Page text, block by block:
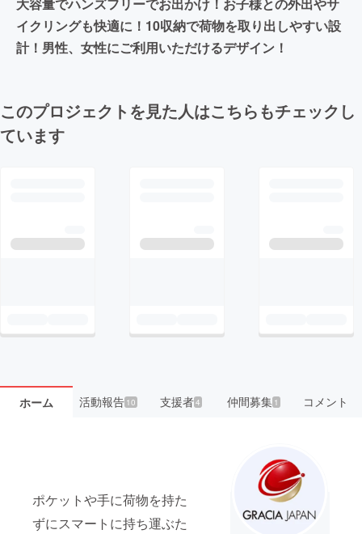
イクリングも快適に！10収納で荷物を取り出しやすい設
計！男性、女性にご利用いただけるデザイン！
このプロジェクトを見た人はこちらもチェックし
ています
ホーム 活動報告10 支援者4 仲間募集 1 コメント
ポケットや手に荷物を持た
ずにスマートに持ち運ぶた